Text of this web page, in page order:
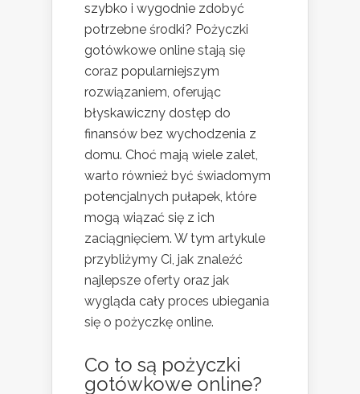
szybko i wygodnie zdobyć
potrzebne środki? Pożyczki
gotówkowe online stają się
coraz popularniejszym
rozwiązaniem, oferując
błyskawiczny dostęp do
finansów bez wychodzenia z
domu. Choć mają wiele zalet,
warto również być świadomym
potencjalnych pułapek, które
mogą wiązać się z ich
zaciągnięciem. W tym artykule
przybliżymy Ci, jak znaleźć
najlepsze oferty oraz jak
wygląda cały proces ubiegania
się o pożyczkę online.
Co to są pożyczki
gotówkowe online?